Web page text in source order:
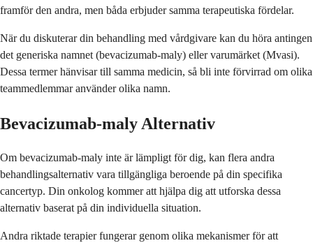
framför den andra, men båda erbjuder samma terapeutiska fördelar.
När du diskuterar din behandling med vårdgivare kan du höra antingen
det generiska namnet (bevacizumab-maly) eller varumärket (Mvasi).
Dessa termer hänvisar till samma medicin, så bli inte förvirrad om olika
teammedlemmar använder olika namn.
Bevacizumab-maly Alternativ
Om bevacizumab-maly inte är lämpligt för dig, kan flera andra
behandlingsalternativ vara tillgängliga beroende på din specifika
cancertyp. Din onkolog kommer att hjälpa dig att utforska dessa
alternativ baserat på din individuella situation.
Andra riktade terapier fungerar genom olika mekanismer för att